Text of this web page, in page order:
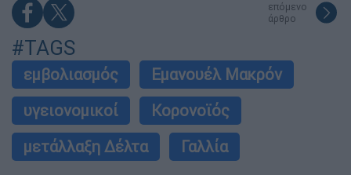
επόμενο
άρθρο
#TAGS
εμβολιασμός
Εμανουέλ Μακρόν
υγειονομικοί
Κορονοϊός
μετάλλαξη Δέλτα
Γαλλία